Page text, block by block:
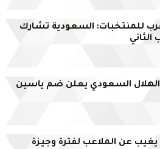
للمنتخبات: السعودية تشارك
الثاني
السعودي يعلن ضم ياسين
يغيب عن الملاعب لفترة وجيزة